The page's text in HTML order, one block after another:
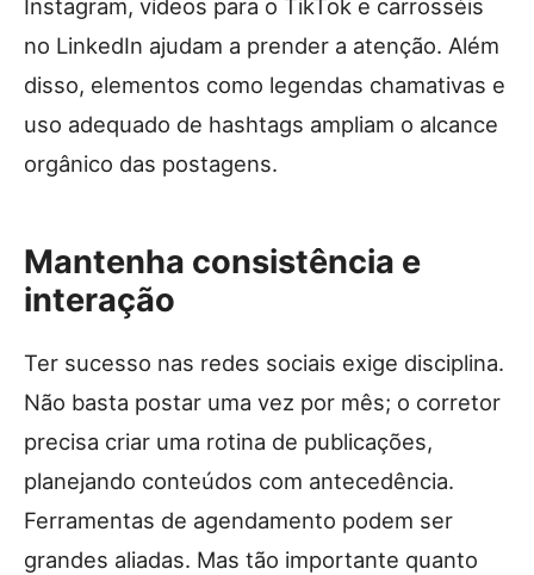
Instagram, vídeos para o TikTok e carrosséis
no LinkedIn ajudam a prender a atenção. Além
disso, elementos como legendas chamativas e
uso adequado de hashtags ampliam o alcance
orgânico das postagens.
Mantenha consistência e
interação
Ter sucesso nas redes sociais exige disciplina.
Não basta postar uma vez por mês; o corretor
precisa criar uma rotina de publicações,
planejando conteúdos com antecedência.
Ferramentas de agendamento podem ser
grandes aliadas. Mas tão importante quanto